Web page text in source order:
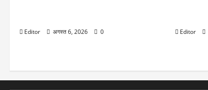
Editor अगस्त 6, 2026 0 Editor